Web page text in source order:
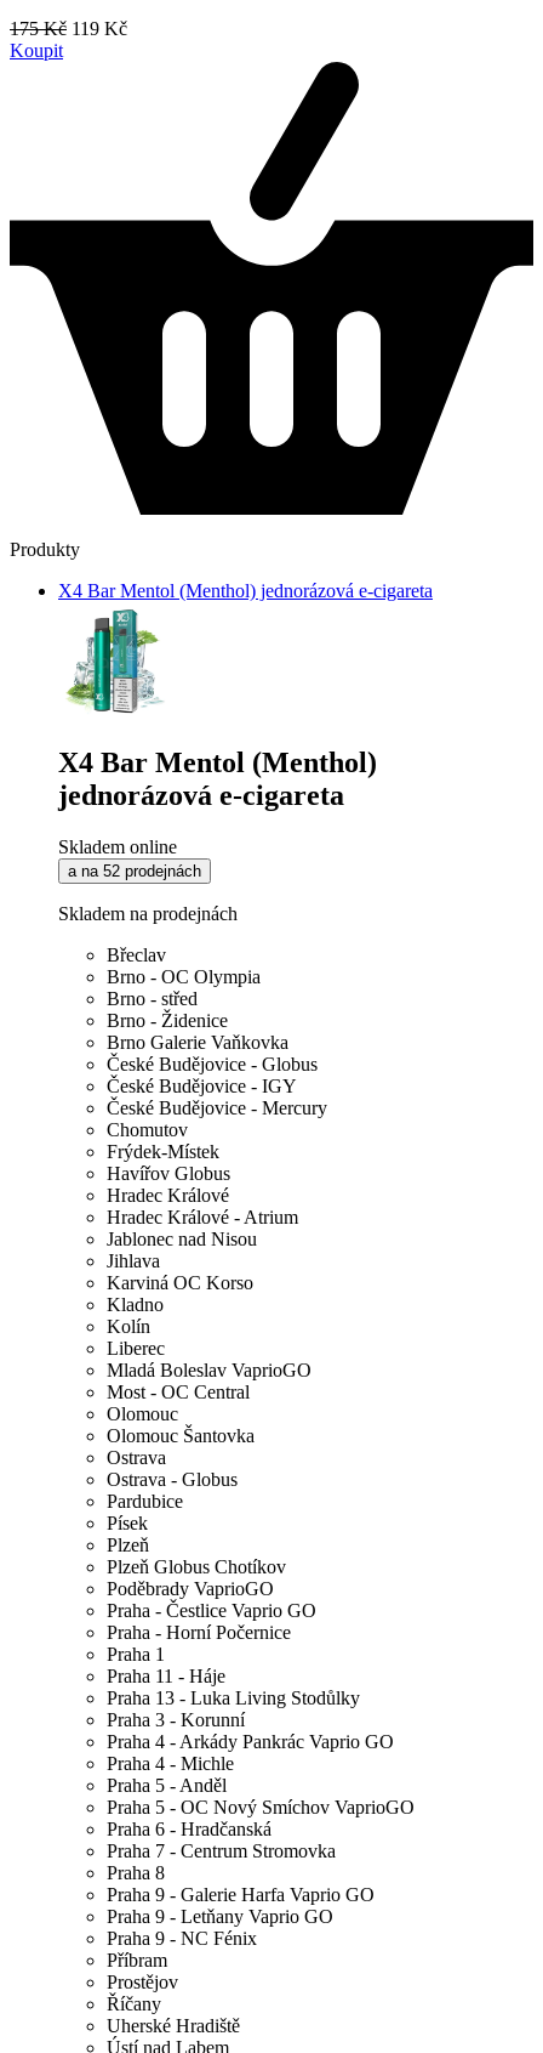
175 Kč 119 Kč
Koupit
Produkty
X4 Bar Mentol (Menthol) jednorázová e-cigareta
X4 Bar Mentol (Menthol)
jednorázová e-cigareta
Skladem online
a na 52 prodejnách
Skladem na prodejnách
Břeclav
Brno - OC Olympia
Brno - střed
Brno - Židenice
Brno Galerie Vaňkovka
České Budějovice - Globus
České Budějovice - IGY
České Budějovice - Mercury
Chomutov
Frýdek-Místek
Havířov Globus
Hradec Králové
Hradec Králové - Atrium
Jablonec nad Nisou
Jihlava
Karviná OC Korso
Kladno
Kolín
Liberec
Mladá Boleslav VaprioGO
Most - OC Central
Olomouc
Olomouc Šantovka
Ostrava
Ostrava - Globus
Pardubice
Písek
Plzeň
Plzeň Globus Chotíkov
Poděbrady VaprioGO
Praha - Čestlice Vaprio GO
Praha - Horní Počernice
Praha 1
Praha 11 - Háje
Praha 13 - Luka Living Stodůlky
Praha 3 - Korunní
Praha 4 - Arkády Pankrác Vaprio GO
Praha 4 - Michle
Praha 5 - Anděl
Praha 5 - OC Nový Smíchov VaprioGO
Praha 6 - Hradčanská
Praha 7 - Centrum Stromovka
Praha 8
Praha 9 - Galerie Harfa Vaprio GO
Praha 9 - Letňany Vaprio GO
Praha 9 - NC Fénix
Příbram
Prostějov
Říčany
Uherské Hradiště
Ústí nad Labem